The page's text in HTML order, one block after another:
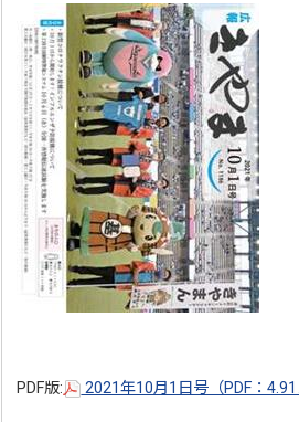
PDF版: 2021年10月1日号（PDF：